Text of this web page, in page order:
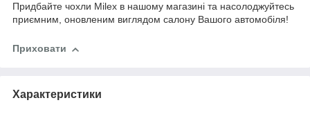
Придбайте чохли Milex в нашому магазині та насолоджуйтесь
приємним, оновленим виглядом салону Вашого автомобіля!
Приховати
Характеристики